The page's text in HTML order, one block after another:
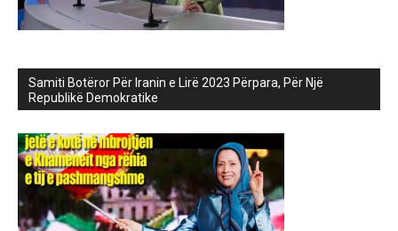
Samiti Botëror Për Iranin e Lirë 2023 Përpara, Për Një
Republikë Demokratike